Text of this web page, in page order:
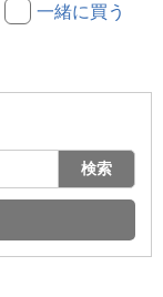
一緒に買う
検索